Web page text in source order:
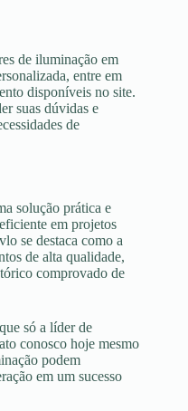
de iluminação em
entre em
disponíveis no site.
suas dúvidas e
de
solução prática e
em projetos
se destaca como a
de alta qualidade,
comprovado de
só a líder de
conosco hoje mesmo
podem
em um sucesso